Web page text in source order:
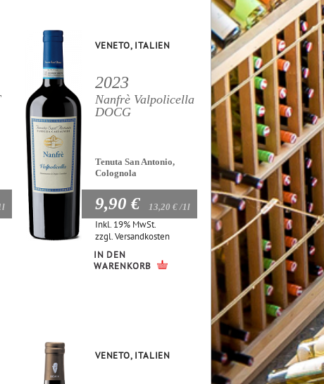
VENETO, ITALIEN
2023
Nanfrè Valpolicella
DOCG
Tenuta San Antonio,
Colognola
9,90 € 13,20 € /1l
Inkl. 19% MwSt.
zzgl.Versandkosten
IN DEN
WARENKORB
VENETO, ITALIEN